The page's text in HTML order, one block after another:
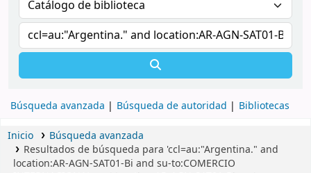
Búsqueda avanzada Búsqueda de autoridad Bibliotecas
Inicio
Búsqueda avanzada
Resultados de búsqueda para 'ccl=au:"Argentina." and
location:AR-AGN-SAT01-Bi and su-to:COMERCIO